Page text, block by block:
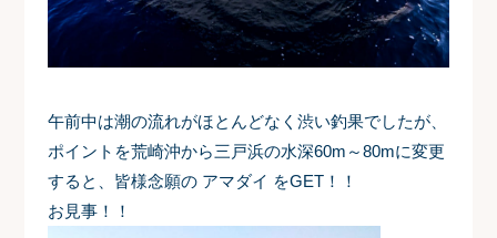
午前中は潮の流れがほとんどなく渋い釣果でしたが、
ポイントを荒崎沖から三戸浜の水深60m～80mに変更
すると、皆様念願の アマダイ をGET！！
お見事！！